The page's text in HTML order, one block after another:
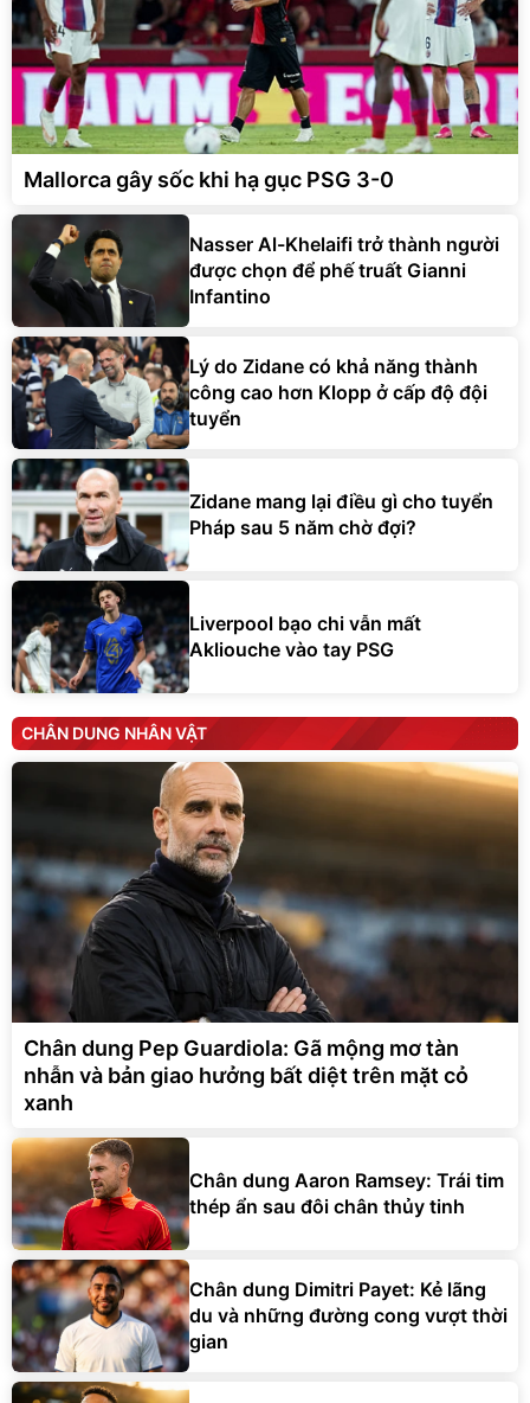
Mallorca gây sốc khi hạ gục PSG 3-0
Nasser Al-Khelaifi trở thành người
được chọn để phế truất Gianni
Infantino
Lý do Zidane có khả năng thành
công cao hơn Klopp ở cấp độ đội
tuyển
Zidane mang lại điều gì cho tuyển
Pháp sau 5 năm chờ đợi?
Liverpool bạo chi vẫn mất
Akliouche vào tay PSG
CHÂN DUNG NHÂN VẬT
Chân dung Pep Guardiola: Gã mộng mơ tàn
nhẫn và bản giao hưởng bất diệt trên mặt cỏ
xanh
Chân dung Aaron Ramsey: Trái tim
thép ẩn sau đôi chân thủy tinh
Chân dung Dimitri Payet: Kẻ lãng
du và những đường cong vượt thời
gian